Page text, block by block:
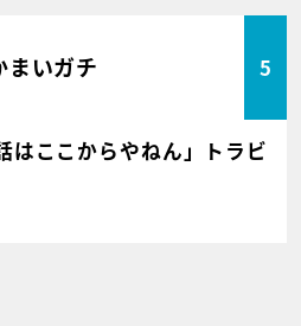
まいガチ 5
はここからやねん」トラビ